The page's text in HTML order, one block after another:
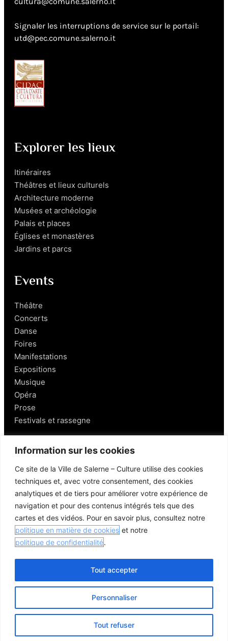
Information sur les cookies
Ce site de la Ville de Salerne – Culture utilise des cookies
techniques et, avec votre consentement, des cookies
analytiques et de tiers pour améliorer votre expérience de
navigation et pour des contenus intégrés tels que des
cartes et des vidéos. Pour en savoir plus, consultez notre
politique en matière de cookies et notre
politique de confidentialité.
Personnaliser
Tout refuser
Tout accepter
Signaler les interruptions de service sur le portail:
utd@pec.comune.salerno.it
Explorer les lieux
Itinéraires
Théâtres et lieux culturels
Architecture moderne
Musées et archéologie
Palais et places
Églises et monastères
Jardins et parcs
Events
Théâtre
Concerts
Danse
Foires
Manifestations
Expositions
Musique
Opéra
Prose
Festivals et rassegne
Salerno
Personnages
Gastronomie et vins
Mobilité à Salerne
Lieux aux alentours
Liens utiles
CréditsPolitique de confidentialité
Politique en matière de cookies